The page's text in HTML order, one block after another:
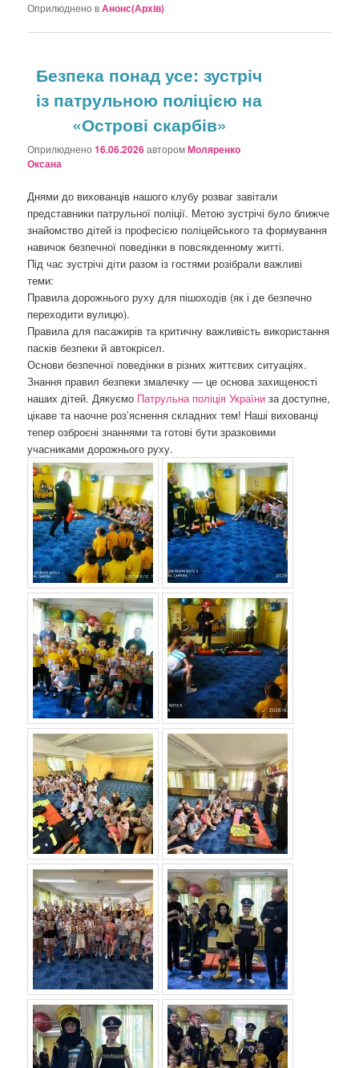
Оприлюднено вАнонс(Архів)
Безпека понад усе: зустріч
із патрульною поліцією на
«Острові скарбів»
Оприлюднено16.06.2026авторомМоляренко
Оксана
Днями до вихованців нашого клубу розваг завітали
представники патрульної поліції. Метою зустрічі було ближче
знайомство дітей із професією поліцейського та формування
навичок безпечної поведінки в повсякденному житті.
Під час зустрічі діти разом із гостями розібрали важливі
теми:
Правила дорожнього руху для пішоходів (як і де безпечно
переходити вулицю).
Правила для пасажирів та критичну важливість використання
пасків безпеки й автокрісел.
Основи безпечної поведінки в різних життєвих ситуаціях.
Знання правил безпеки змалечку — це основа захищеності
наших дітей. Дякуємо Патрульна поліція України за доступне,
цікаве та наочне роз’яснення складних тем! Наші вихованці
тепер озброєні знаннями та готові бути зразковими
учасниками дорожнього руху.